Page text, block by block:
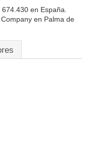
en España.
en Palma de